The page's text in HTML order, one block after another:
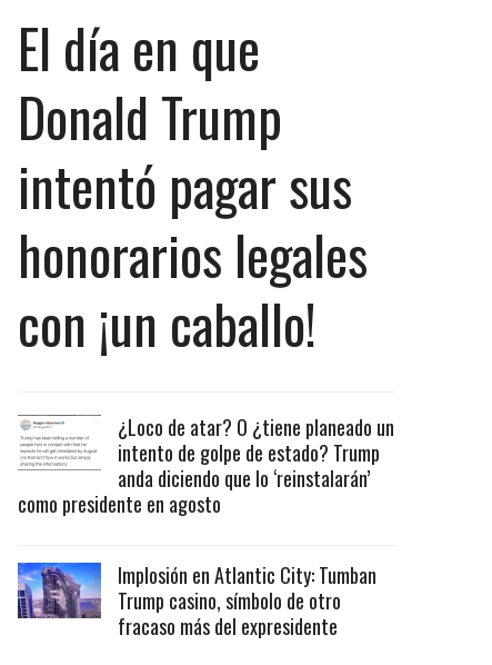
El día en que
Donald Trump
intentó pagar sus
honorarios legales
con ¡un caballo!
¿Loco de atar? O ¿tiene planeado un
intento de golpe de estado? Trump
anda diciendo que lo ‘reinstalarán’
como presidente en agosto
Implosión en Atlantic City: Tumban
Trump casino, símbolo de otro
fracaso más del expresidente